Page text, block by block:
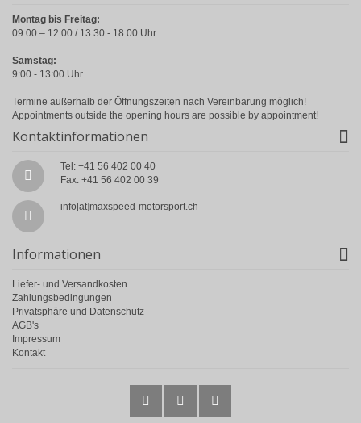
Montag bis Freitag:
09:00 – 12:00 / 13:30 - 18:00 Uhr
Samstag:
9:00 - 13:00 Uhr
Termine außerhalb der Öffnungszeiten nach Vereinbarung möglich!
Appointments outside the opening hours are possible by appointment!
Kontaktinformationen
Tel: +41 56 402 00 40
Fax: +41 56 402 00 39
info[at]maxspeed-motorsport.ch
Informationen
Liefer- und Versandkosten
Zahlungsbedingungen
Privatsphäre und Datenschutz
AGB's
Impressum
Kontakt